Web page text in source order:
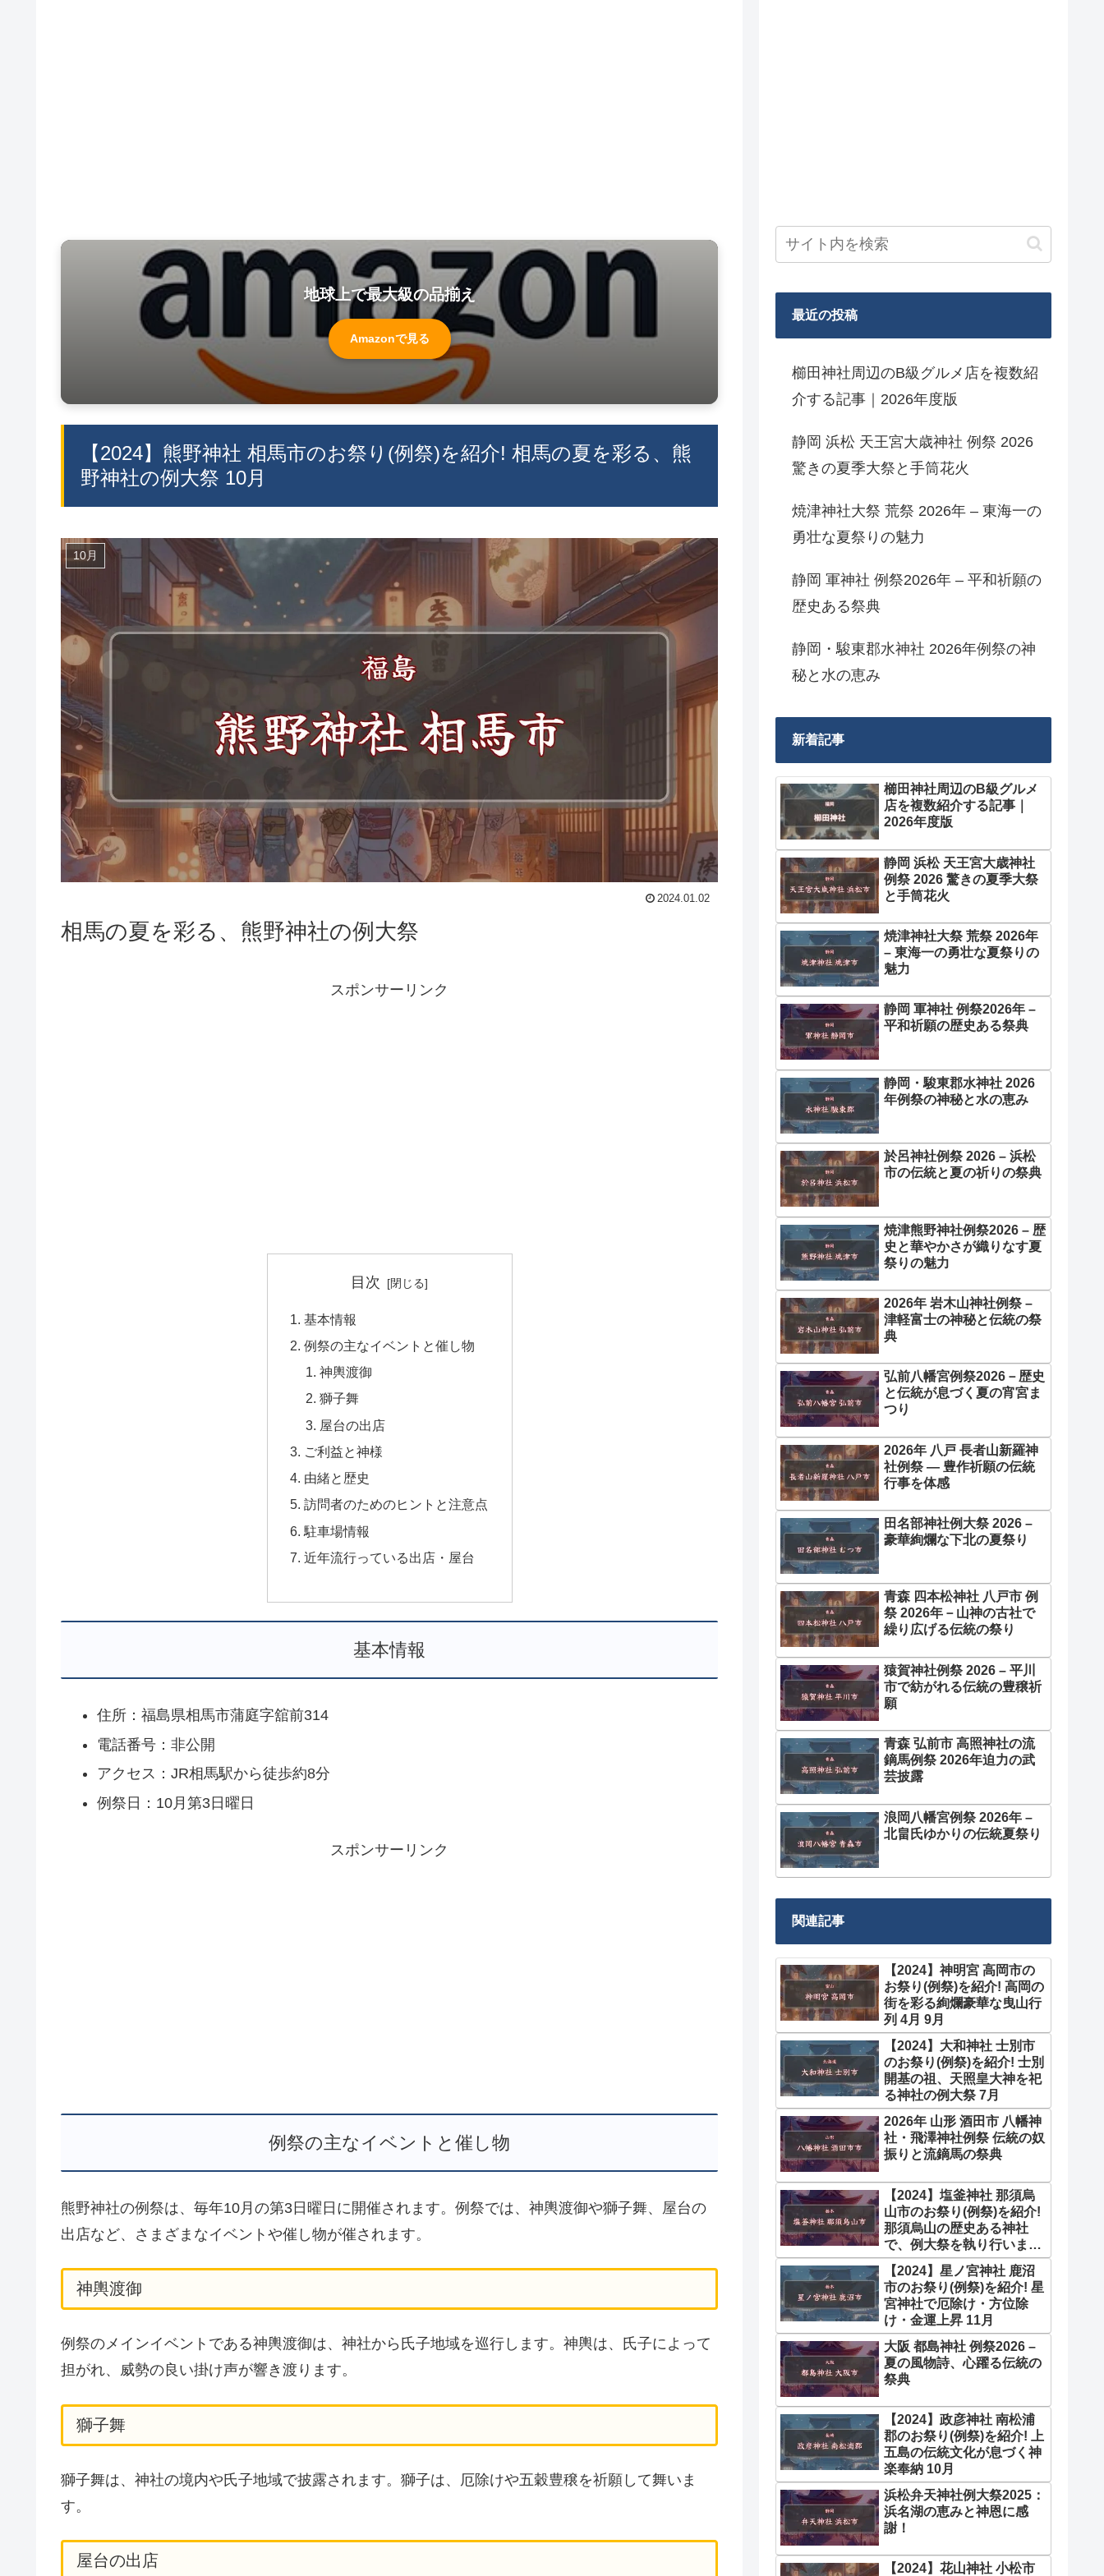
地球上で最大級の品揃え
Amazonで見る
【2024】熊野神社 相馬市のお祭り(例祭)を紹介! 相馬の夏を彩る、熊
野神社の例大祭 10月
10月
2024.01.02
相馬の夏を彩る、熊野神社の例大祭
スポンサーリンク
目次
基本情報
例祭の主なイベントと催し物
神輿渡御
獅子舞
屋台の出店
ご利益と神様
由緒と歴史
訪問者のためのヒントと注意点
駐車場情報
近年流行っている出店・屋台
基本情報
住所：福島県相馬市蒲庭字舘前314
電話番号：非公開
アクセス：JR相馬駅から徒歩約8分
例祭日：10月第3日曜日
スポンサーリンク
例祭の主なイベントと催し物
熊野神社の例祭は、毎年10月の第3日曜日に開催されます。例祭では、神輿渡御や獅子舞、屋台の
出店など、さまざまなイベントや催し物が催されます。
神輿渡御
例祭のメインイベントである神輿渡御は、神社から氏子地域を巡行します。神輿は、氏子によって
担がれ、威勢の良い掛け声が響き渡ります。
獅子舞
獅子舞は、神社の境内や氏子地域で披露されます。獅子は、厄除けや五穀豊穣を祈願して舞いま
す。
屋台の出店
最近の投稿
櫛田神社周辺のB級グルメ店を複数紹
介する記事｜2026年度版
静岡 浜松 天王宮大歳神社 例祭 2026
驚きの夏季大祭と手筒花火
焼津神社大祭 荒祭 2026年 – 東海一の
勇壮な夏祭りの魅力
静岡 軍神社 例祭2026年 – 平和祈願の
歴史ある祭典
静岡・駿東郡水神社 2026年例祭の神
秘と水の恵み
新着記事
櫛田神社周辺のB級グルメ
店を複数紹介する記事｜
2026年度版
静岡 浜松 天王宮大歳神社
例祭 2026 驚きの夏季大祭
と手筒花火
焼津神社大祭 荒祭 2026年
– 東海一の勇壮な夏祭りの
魅力
静岡 軍神社 例祭2026年 –
平和祈願の歴史ある祭典
静岡・駿東郡水神社 2026
年例祭の神秘と水の恵み
於呂神社例祭 2026 – 浜松
市の伝統と夏の祈りの祭典
焼津熊野神社例祭2026 – 歴
史と華やかさが織りなす夏
祭りの魅力
2026年 岩木山神社例祭 –
津軽富士の神秘と伝統の祭
典
弘前八幡宮例祭2026－歴史
と伝統が息づく夏の宵宮ま
つり
2026年 八戸 長者山新羅神
社例祭 ― 豊作祈願の伝統
行事を体感
田名部神社例大祭 2026 –
豪華絢爛な下北の夏祭り
青森 四本松神社 八戸市 例
祭 2026年－山神の古社で
繰り広げる伝統の祭り
猿賀神社例祭 2026 – 平川
市で紡がれる伝統の豊穣祈
願
青森 弘前市 高照神社の流
鏑馬例祭 2026年迫力の武
芸披露
浪岡八幡宮例祭 2026年 –
北畠氏ゆかりの伝統夏祭り
関連記事
【2024】神明宮 高岡市の
お祭り(例祭)を紹介! 高岡の
街を彩る絢爛豪華な曳山行
列 4月 9月
【2024】大和神社 士別市
のお祭り(例祭)を紹介! 士別
開基の祖、天照皇大神を祀
る神社の例大祭 7月
2026年 山形 酒田市 八幡神
社・飛澤神社例祭 伝統の奴
振りと流鏑馬の祭典
【2024】塩釜神社 那須烏
山市のお祭り(例祭)を紹介!
那須烏山の歴史ある神社
で、例大祭を執り行います
10月
【2024】星ノ宮神社 鹿沼
市のお祭り(例祭)を紹介! 星
宮神社で厄除け・方位除
け・金運上昇 11月
大阪 都島神社 例祭2026 –
夏の風物詩、心躍る伝統の
祭典
【2024】政彦神社 南松浦
郡のお祭り(例祭)を紹介! 上
五島の伝統文化が息づく神
楽奉納 10月
浜松弁天神社例大祭2025：
浜名湖の恵みと神恩に感
謝！
【2024】花山神社 小松市